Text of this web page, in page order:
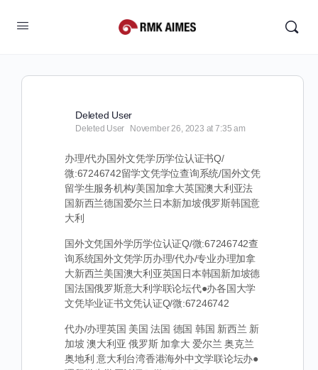
Deleted User
Deleted User November 26, 2023 at 7:35 am
办理/代办国外文凭学历学位认证书Q/
微:67246742留学文凭学位查询系统/国外文凭
留学生服务机构/美国加拿大英国澳大利亚法
国新西兰德国爱尔兰日本新加坡俄罗斯韩国意
大利
国外文凭国外学历学位认证Q/微:67246742查
询系统国外文凭学历办理/代办/专业办理加拿
大新西兰美国澳大利亚英国日本韩国新加坡德
国法国俄罗斯意大利学联论坛代●办各国大学
文凭毕业证书文凭认证Q/微:67246742
代办/办理英国 美国 法国 德国 韩国 新西兰 新
加坡 澳大利亚 俄罗斯 加拿大 爱尔兰 奥克兰
奥地利 意大利台湾香港海外中文学联论坛办●